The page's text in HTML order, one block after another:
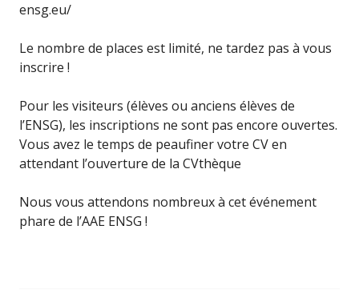
ensg.eu/
Le nombre de places est limité, ne tardez pas à vous
inscrire !
Pour les visiteurs (élèves ou anciens élèves de
l’ENSG), les inscriptions ne sont pas encore ouvertes.
Vous avez le temps de peaufiner votre CV en
attendant l’ouverture de la CVthèque
Nous vous attendons nombreux à cet événement
phare de l’AAE ENSG !